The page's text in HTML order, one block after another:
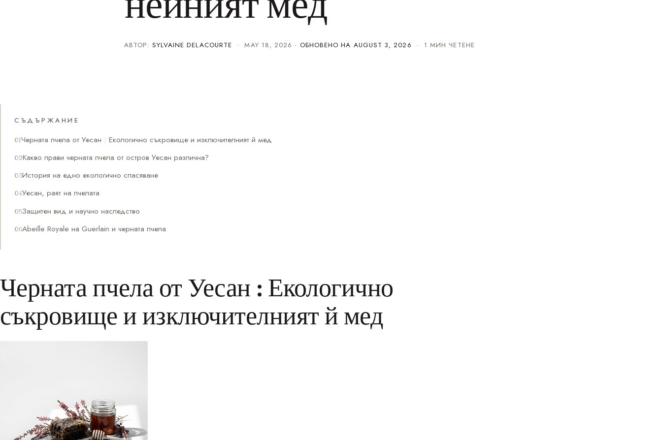
АВТОР: SYLVAINE DELACOURTE ·MAY 18, 2026 · ОБНОВЕНО НА AUGUST 3, 2026 · 1 МИН ЧЕТЕНЕ
СЪДЪРЖАНИЕ
Черната пчела от Уесан : Екологично съкровище и изключителният й мед
Какво прави черната пчела от остров Уесан различна?
История на едно екологично спасяване
Уесан, раят на пчелата
Защитен вид и научно наследство
Abeille Royale на Guerlain и черната пчела
Черната пчела от Уесан : Екологично
съкровище и изключителният й мед